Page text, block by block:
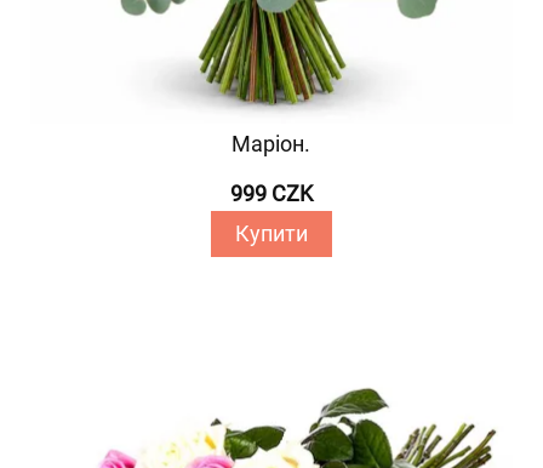
Маріон.
999 CZK
Купити